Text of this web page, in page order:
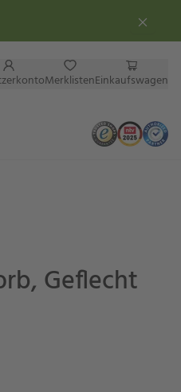
MerklistenEinkaufswagen
Geflecht